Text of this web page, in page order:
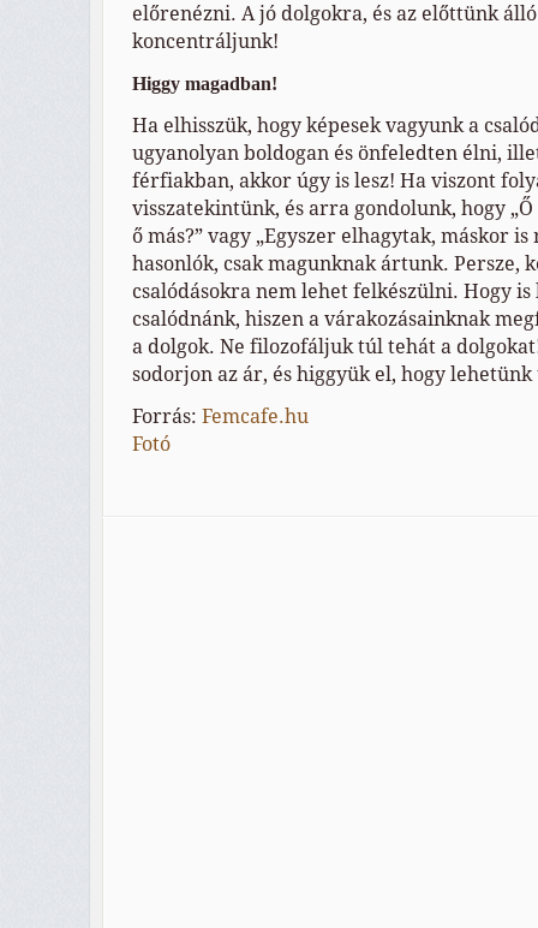
előrenézni. A jó dolgokra, és az előttünk
koncentráljunk!
Higgy magadban!
Ha elhisszük, hogy képesek vagyunk a
ugyanolyan boldogan és önfeledten élni,
férfiakban, akkor úgy is lesz! Ha viszont
visszatekintünk, és arra gondolunk, hogy
ő más?” vagy „Egyszer elhagytak, máskor is
hasonlók, csak magunknak ártunk. Persze,
csalódásokra nem lehet felkészülni. Hogy
csalódnánk, hiszen a várakozásainknak
a dolgok. Ne filozofáljuk túl tehát a
sodorjon az ár, és higgyük el, hogy
Forrás: Femcafe.hu
Fotó